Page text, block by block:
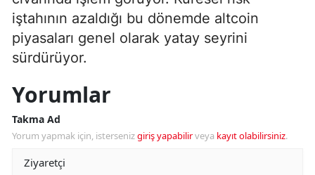
iştahının azaldığı bu dönemde altcoin
piyasaları genel olarak yatay seyrini
sürdürüyor.
Yorumlar
Takma Ad
Yorum yapmak için, istersenizgiriş yapabilirveya kayıt olabilirsiniz.